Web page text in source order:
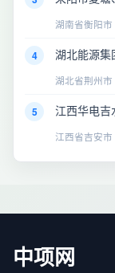
湖南省衡阳市
4 湖北能源集
湖北省荆州市
5 江西华电吉
江西省吉安市
中项网